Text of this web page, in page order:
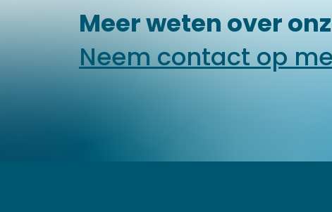
Meer weten over
Neem contact op